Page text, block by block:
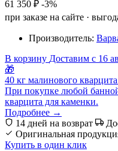
61 350 ₽ -3%
при заказе на сайте ·
Производитель:
В корзину Доставим с 16
🎁
40 кг малинового
При покупке любой
кварцита для каменки.
Подробнее →
14 дней на возврат
Оригинальная
Купить в один клик